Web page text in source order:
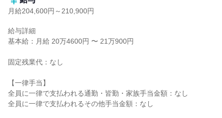
月給204,600円～210,900円
給与詳細
基本給：月給 20万4600円 〜 21万900円
固定残業代：なし
【一律手当】
全員に一律で支払われる通勤・皆勤・家族手当金額：なし
全員に一律で支払われるその他手当金額：なし